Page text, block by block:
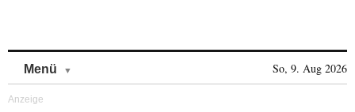
Menü So, 9. Aug 2026